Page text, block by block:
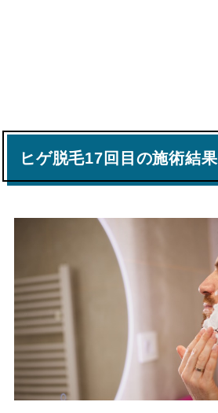
ヒゲ脱毛17回目の施術結果